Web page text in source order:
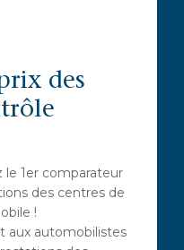
des
1er comparateur
des centres de
!
aux automobilistes